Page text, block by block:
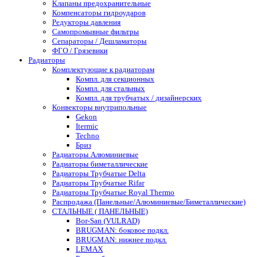
Клапаны предохранительные
Компенсаторы гидроударов
Редукторы давления
Самопромывные фильтры
Сепараторы / Дешламаторы
ФГО / Грязевики
Радиаторы
Комплектующие к радиаторам
Компл. для секционных
Компл. для стальных
Компл. для трубчатых / дизайнерских
Конвекторы внутрипольные
Gekon
Itermic
Techno
Бриз
Радиаторы Алюминиевые
Радиаторы биметаллические
Радиаторы Трубчатые Delta
Радиаторы Трубчатые Rifar
Радиаторы Трубчатые Royal Thermo
Распродажа (Панельные/Алюминиевые/Биметаллические)
СТАЛЬНЫЕ ( ПАНЕЛЬНЫЕ)
Bor-San (VULRAD)
BRUGMAN: боковое подкл.
BRUGMAN: нижнее подкл.
LEMAX